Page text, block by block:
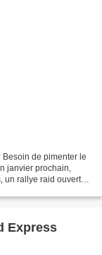
de pimenter le
janvier prochain,
un rallye raid ouvert
Express